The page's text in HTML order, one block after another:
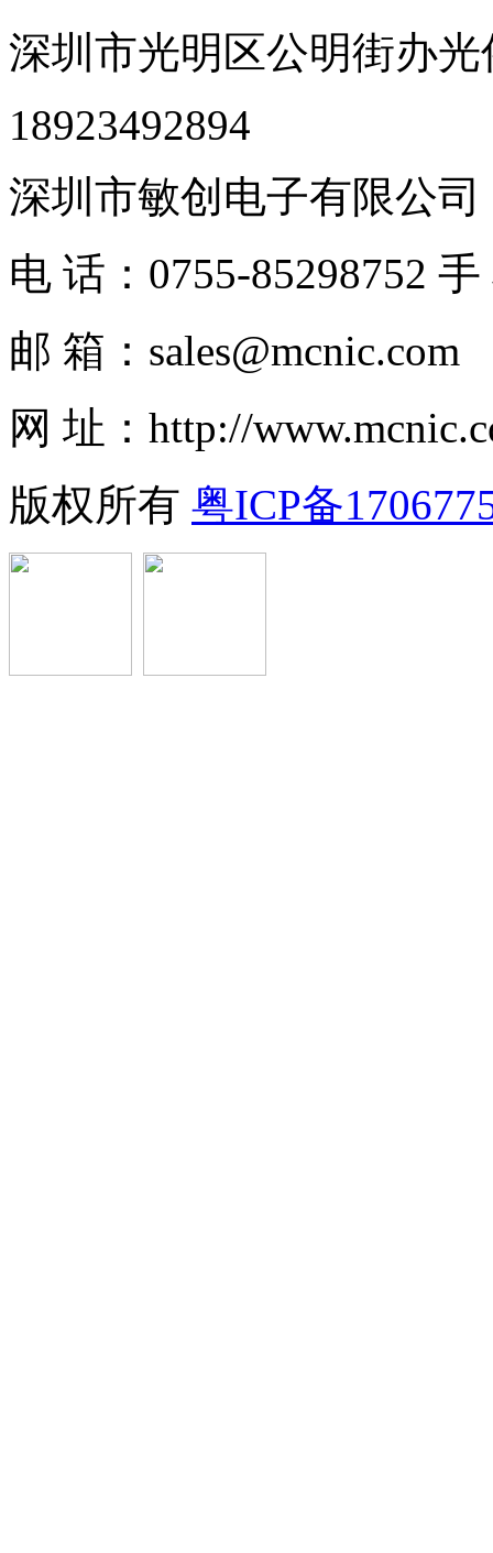
深圳市光明区公明街办
18923492894
深圳市敏创电子有限公司
电 话：0755-85298752
邮 箱：sales@mcnic.com
网 址：http://
版权所有 粤ICP备